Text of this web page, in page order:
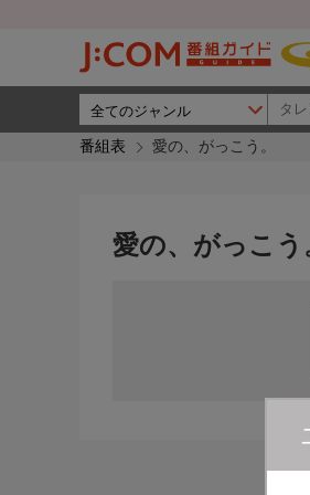
番組表 愛の、がっこう。
愛の、がっこう